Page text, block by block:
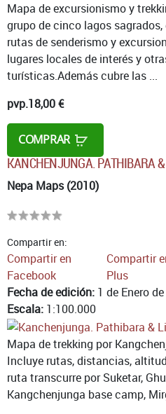
Mapa de excursionismo y
grupo de cinco lagos
rutas de senderismo y
lugares locales de interés y
turísticas.Además cubre las ...
pvp.18,00 €
COMPRAR
KANCHENJUNGA. PATHIBARA
Nepa Maps (2010)
Compartir en:
Compartir en
Facebook
Compartir
Plus
Fecha de edición: 1 de Enero
Escala: 1:100.000
Mapa de trekking por
Incluye rutas, distancias,
ruta transcurre por Suketar,
Kangchenjunga base camp,